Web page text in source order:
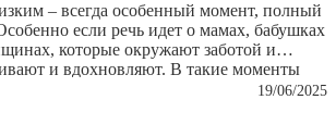
– всегда особенный момент, полный
если речь идет о мамах, бабушках
которые окружают заботой и
и вдохновляют. В такие моменты
стал не просто знаком внимания, а
19/06/2025